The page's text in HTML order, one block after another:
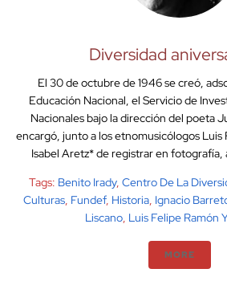
Diversidad
El 30 de octubre de 1946 se creó,
Educación Nacional, el Servicio de
Nacionales bajo la dirección del poeta
encargó, junto a los etnomusicólogos Luis
Isabel Aretz* de registrar en fotografía,
Tags: Benito Irady, Centro De La
Culturas, Fundef, Historia, Ignacio
Liscano, Luis Felipe Ramón
MORE